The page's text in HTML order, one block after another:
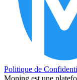
Politique de
Moning est une